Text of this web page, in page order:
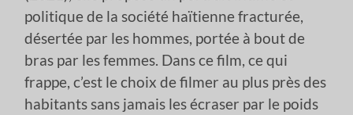
politique de la société haïtienne fracturée,
désertée par les hommes, portée à bout de
bras par les femmes. Dans ce film, ce qui
frappe, c’est le choix de filmer au plus près des
habitants sans jamais les écraser par le poids